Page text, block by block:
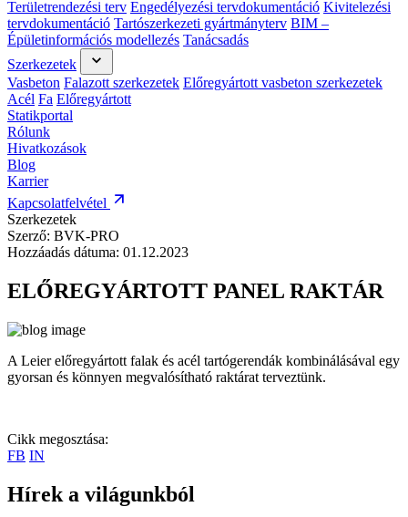
Területrendezési terv Engedélyezési tervdokumentáció Kivitelezési
tervdokumentáció Tartószerkezeti gyártmányterv BIM –
Épületinformációs modellezés Tanácsadás
Szerkezetek
Vasbeton Falazott szerkezetek Előregyártott vasbeton szerkezetek
Acél Fa Előregyártott
Statikportal
Rólunk
Hivatkozások
Blog
Karrier
Kapcsolatfelvétel
Szerkezetek
Szerző: BVK-PRO
Hozzáadás dátuma: 01.12.2023
ELŐREGYÁRTOTT PANEL RAKTÁR
A Leier előregyártott falak és acél tartógerendák kombinálásával egy
gyorsan és könnyen megvalósítható raktárat terveztünk.
Cikk megosztása:
FB IN
Hírek a világunkból